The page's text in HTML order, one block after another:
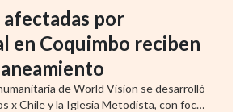
afectadas por
en Coquimbo reciben
de World Vision se desarrolló
x Chile y la Iglesia Metodista, con foco